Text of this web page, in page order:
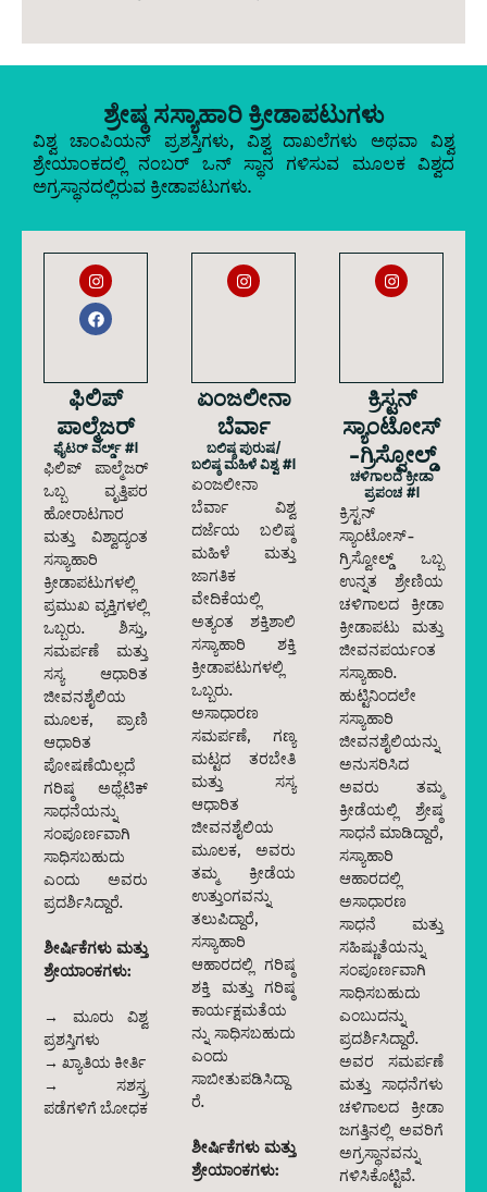
ಶ್ರೇಷ್ಠ ಸಸ್ಯಾಹಾರಿ ಕ್ರೀಡಾಪಟುಗಳು
ವಿಶ್ವ ಚಾಂಪಿಯನ್ ಪ್ರಶಸ್ತಿಗಳು, ವಿಶ್ವ ದಾಖಲೆಗಳು ಅಥವಾ ವಿಶ್ವ
ಶ್ರೇಯಾಂಕದಲ್ಲಿ ನಂಬರ್ ಒನ್ ಸ್ಥಾನ ಗಳಿಸುವ ಮೂಲಕ ವಿಶ್ವದ
ಅಗ್ರಸ್ಥಾನದಲ್ಲಿರುವ ಕ್ರೀಡಾಪಟುಗಳು.
ಫಿಲಿಪ್
ಪಾಲ್ಮೆಜರ್
ಫೈಟರ್ ವರ್ಲ್ಡ್ #1
ಫಿಲಿಪ್ ಪಾಲ್ಮೆಜರ್
ಒಬ್ಬ ವೃತ್ತಿಪರ
ಹೋರಾಟಗಾರ
ಮತ್ತು ವಿಶ್ವಾದ್ಯಂತ
ಸಸ್ಯಾಹಾರಿ
ಕ್ರೀಡಾಪಟುಗಳಲ್ಲಿ
ಪ್ರಮುಖ ವ್ಯಕ್ತಿಗಳಲ್ಲಿ
ಒಬ್ಬರು. ಶಿಸ್ತು,
ಸಮರ್ಪಣೆ ಮತ್ತು
ಸಸ್ಯ ಆಧಾರಿತ
ಜೀವನಶೈಲಿಯ
ಮೂಲಕ, ಪ್ರಾಣಿ
ಆಧಾರಿತ
ಪೋಷಣೆಯಿಲ್ಲದೆ
ಗರಿಷ್ಠ ಅಥ್ಲೆಟಿಕ್
ಸಾಧನೆಯನ್ನು
ಸಂಪೂರ್ಣವಾಗಿ
ಸಾಧಿಸಬಹುದು
ಎಂದು ಅವರು
ಪ್ರದರ್ಶಿಸಿದ್ದಾರೆ.
ಶೀರ್ಷಿಕೆಗಳು ಮತ್ತು
ಶ್ರೇಯಾಂಕಗಳು:
→ ಮೂರು ವಿಶ್ವ
ಪ್ರಶಸ್ತಿಗಳು
→ ಖ್ಯಾತಿಯ ಕೀರ್ತಿ
→ ಸಶಸ್ತ್ರ
ಪಡೆಗಳಿಗೆ ಬೋಧಕ
ಏಂಜಲೀನಾ
ಬೆರ್ವಾ
ಬಲಿಷ್ಠ ಪುರುಷ/
ಬಲಿಷ್ಠ ಮಹಿಳೆ ವಿಶ್ವ #1
ಏಂಜಲೀನಾ
ಬೆರ್ವಾ ವಿಶ್ವ
ದರ್ಜೆಯ ಬಲಿಷ್ಠ
ಮಹಿಳೆ ಮತ್ತು
ಜಾಗತಿಕ
ವೇದಿಕೆಯಲ್ಲಿ
ಅತ್ಯಂತ ಶಕ್ತಿಶಾಲಿ
ಸಸ್ಯಾಹಾರಿ ಶಕ್ತಿ
ಕ್ರೀಡಾಪಟುಗಳಲ್ಲಿ
ಒಬ್ಬರು.
ಅಸಾಧಾರಣ
ಸಮರ್ಪಣೆ, ಗಣ್ಯ
ಮಟ್ಟದ ತರಬೇತಿ
ಮತ್ತು ಸಸ್ಯ
ಆಧಾರಿತ
ಜೀವನಶೈಲಿಯ
ಮೂಲಕ, ಅವರು
ತಮ್ಮ ಕ್ರೀಡೆಯ
ಉತ್ತುಂಗವನ್ನು
ತಲುಪಿದ್ದಾರೆ,
ಸಸ್ಯಾಹಾರಿ
ಆಹಾರದಲ್ಲಿ ಗರಿಷ್ಠ
ಶಕ್ತಿ ಮತ್ತು ಗರಿಷ್ಠ
ಕಾರ್ಯಕ್ಷಮತೆಯ
ನ್ನು ಸಾಧಿಸಬಹುದು
ಎಂದು
ಸಾಬೀತುಪಡಿಸಿದ್ದಾ
ರೆ.
ಶೀರ್ಷಿಕೆಗಳು ಮತ್ತು
ಶ್ರೇಯಾಂಕಗಳು:
ಕ್ರಿಸ್ಟನ್
ಸ್ಯಾಂಟೋಸ್
-ಗ್ರಿಸ್ವೋಲ್ಡ್
ಚಳಿಗಾಲದ ಕ್ರೀಡಾ
ಪ್ರಪಂಚ #1
ಕ್ರಿಸ್ಟನ್
ಸ್ಯಾಂಟೋಸ್-
ಗ್ರಿಸ್ವೋಲ್ಡ್ ಒಬ್ಬ
ಉನ್ನತ ಶ್ರೇಣಿಯ
ಚಳಿಗಾಲದ ಕ್ರೀಡಾ
ಕ್ರೀಡಾಪಟು ಮತ್ತು
ಜೀವನಪರ್ಯಂತ
ಸಸ್ಯಾಹಾರಿ.
ಹುಟ್ಟಿನಿಂದಲೇ
ಸಸ್ಯಾಹಾರಿ
ಜೀವನಶೈಲಿಯನ್ನು
ಅನುಸರಿಸಿದ
ಅವರು ತಮ್ಮ
ಕ್ರೀಡೆಯಲ್ಲಿ ಶ್ರೇಷ್ಠ
ಸಾಧನೆ ಮಾಡಿದ್ದಾರೆ,
ಸಸ್ಯಾಹಾರಿ
ಆಹಾರದಲ್ಲಿ
ಅಸಾಧಾರಣ
ಸಾಧನೆ ಮತ್ತು
ಸಹಿಷ್ಣುತೆಯನ್ನು
ಸಂಪೂರ್ಣವಾಗಿ
ಸಾಧಿಸಬಹುದು
ಎಂಬುದನ್ನು
ಪ್ರದರ್ಶಿಸಿದ್ದಾರೆ.
ಅವರ ಸಮರ್ಪಣೆ
ಮತ್ತು ಸಾಧನೆಗಳು
ಚಳಿಗಾಲದ ಕ್ರೀಡಾ
ಜಗತ್ತಿನಲ್ಲಿ ಅವರಿಗೆ
ಅಗ್ರಸ್ಥಾನವನ್ನು
ಗಳಿಸಿಕೊಟ್ಟಿವೆ.